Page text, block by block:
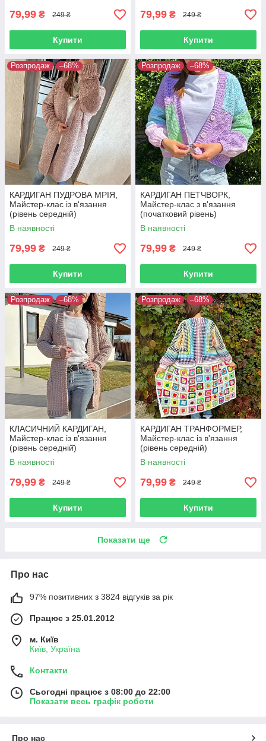
79,99 ₴ 249 ₴
Купити
79,99 ₴ 249 ₴
Купити
Розпродаж –68%
КАРДИГАН ПУДРОВА МРІЯ,
Майстер-клас із в'язання
(рівень середній)
В наявності
79,99 ₴ 249 ₴
Купити
Розпродаж –68%
КАРДИГАН ПЕТЧВОРК,
Майстер-клас з в'язання
(початковий рівень)
В наявності
79,99 ₴ 249 ₴
Купити
Розпродаж –68%
КЛАСИЧНИЙ КАРДИГАН,
Майстер-клас із в'язання
(рівень середній̆)
В наявності
79,99 ₴ 249 ₴
Купити
Розпродаж –68%
КАРДИГАН ТРАНФОРМЕР,
Майстер-клас із в'язання
(рівень середній)
В наявності
79,99 ₴ 249 ₴
Купити
Показати ще
Про нас
97% позитивних з 3824 відгуків за рік
Працює з 25.01.2012
м. Київ
Київ, Україна
Контакти
Сьогодні працює з 08:00 до 22:00
Показати весь графік роботи
Про нас